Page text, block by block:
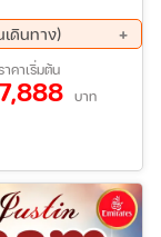
ดินทาง)
17 ส.ค. 69
31 ส.ค. 69
14 ก.ย. 69
28 ก.ย. 69
าคาเริ่มต้น
บาท